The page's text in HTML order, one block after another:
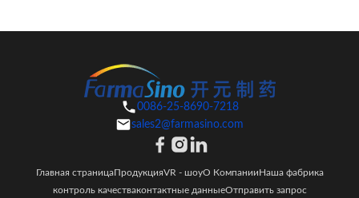
0086-25-8690-7218
sales2@farmasino.com
Главная страницаПродукцияVR - шоуО КомпанииНаша фабрика
контроль качестваконтактные данныеОтправить запрос